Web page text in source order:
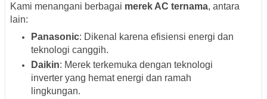
Kami menangani berbagai merek AC ternama, antara
lain:
Panasonic: Dikenal karena efisiensi energi dan
teknologi canggih.
Daikin: Merek terkemuka dengan teknologi
inverter yang hemat energi dan ramah
lingkungan.